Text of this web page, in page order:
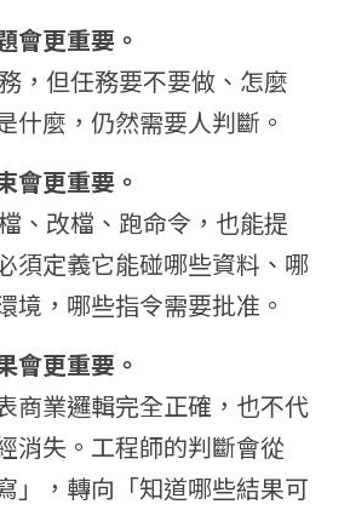
會更重要。
，但任務要不要做、怎麼
什麼，仍然需要人判斷。
會更重要。
、改檔、跑命令，也能提
須定義它能碰哪些資料、哪
境，哪些指令需要批准。
會更重要。
商業邏輯完全正確，也不代
消失。工程師的判斷會從
」，轉向「知道哪些結果可